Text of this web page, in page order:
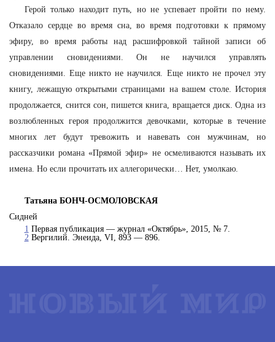
Герой только находит путь, но не успевает пройти по нему.
Отказало сердце во время сна, во время подготовки к прямому
эфиру, во время работы над расшифровкой тайной записи об
управлении сновидениями. Он не научился управлять
сновидениями. Еще никто не научился. Еще никто не прочел эту
книгу, лежащую открытыми страницами на вашем столе. История
продолжается, снится сон, пишется книга, вращается диск. Одна из
возлюбленных героя продолжится девочками, которые в течение
многих лет будут тревожить и навевать сон мужчинам, но
рассказчики романа «Прямой эфир» не осмеливаются называть их
имена. Но если прочитать их аллегорически… Нет, умолкаю.
Татьяна БОНЧ-ОСМОЛОВСКАЯ
Сидней
1 Первая публикация — журнал «Октябрь», 2015, № 7.
2Вергилий. Энеида, VI, 893 — 896.